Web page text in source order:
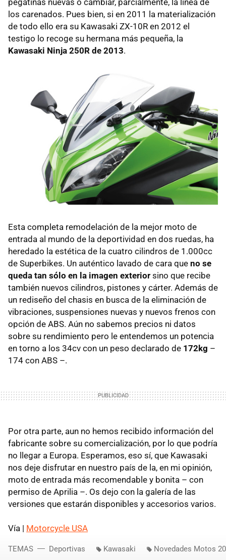
los carenados. Pues bien, si en 2011 la materialización
de todo ello era su Kawasaki ZX-10R en 2012 el
testigo lo recoge su hermana más pequeña, la
Kawasaki Ninja 250R de 2013.
Esta completa remodelación de la mejor moto de
entrada al mundo de la deportividad en dos ruedas, ha
heredado la estética de la cuatro cilindros de 1.000cc
de Superbikes. Un auténtico lavado de cara que no se
queda tan sólo en la imagen exterior sino que recibe
también nuevos cilindros, pistones y cárter. Además de
un rediseño del chasis en busca de la eliminación de
vibraciones, suspensiones nuevas y nuevos frenos con
opción de ABS. Aún no sabemos precios ni datos
sobre su rendimiento pero le entendemos un potencia
en torno a los 34cv con un peso declarado de 172kg –
174 con ABS –.
Por otra parte, aun no hemos recibido información del
fabricante sobre su comercialización, por lo que podría
no llegar a Europa. Esperamos, eso sí, que Kawasaki
nos deje disfrutar en nuestro país de la, en mi opinión,
moto de entrada más recomendable y bonita – con
permiso de Aprilia –. Os dejo con la galería de las
versiones que estarán disponibles y accesorios varios.
Vía | Motorcycle USA
TEMAS Deportivas Kawasaki Novedades Motos